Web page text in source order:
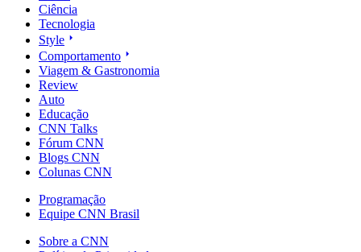
Ciência
Tecnologia
Style
Comportamento
Viagem & Gastronomia
Review
Auto
Educação
CNN Talks
Fórum CNN
Blogs CNN
Colunas CNN
Programação
Equipe CNN Brasil
Sobre a CNN